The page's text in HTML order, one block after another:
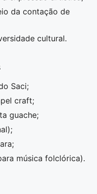
da contação de
cultural.
Saci;
craft;
guache;
música folclórica).